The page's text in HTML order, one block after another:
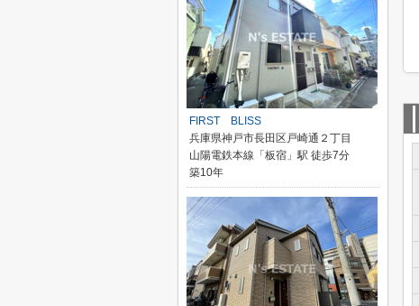
FIRST BLISS
兵庫県神戸市長田区戸崎通２丁目
山陽電鉄本線「板宿」駅 徒歩7分
築10年